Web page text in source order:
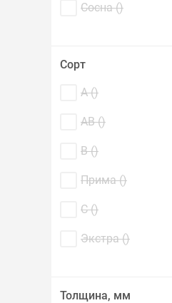
Сосна ()
Сорт
А ()
АВ ()
В ()
Прима ()
С ()
Экстра ()
Толщина, мм